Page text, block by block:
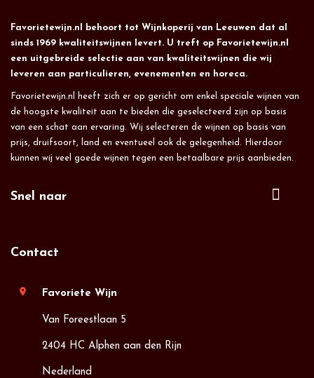
Favorietewijn.nl behoort tot Wijnkoperij van Leeuwen dat al
sinds 1969 kwaliteitswijnen levert. U treft op Favorietewijn.nl
een uitgebreide selectie aan van kwaliteitswijnen die wij
leveren aan particulieren, evenementen en horeca.
Favorietewijn.nl heeft zich er op gericht om enkel speciale wijnen van
de hoogste kwaliteit aan te bieden die geselecteerd zijn op basis
van een schat aan ervaring. Wij selecteren de wijnen op basis van
prijs, druifsoort, land en eventueel ook de gelegenheid. Hierdoor
kunnen wij veel goede wijnen tegen een betaalbare prijs aanbieden.
Snel naar
Contact
location_on Favoriete Wijn
Van Foreestlaan 5
2404 HC Alphen aan den Rijn
Nederland